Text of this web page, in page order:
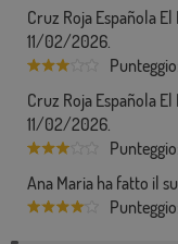
Cruz Roja Española
11/02/2026.
Cruz Roja Española
11/02/2026.
Ana Maria ha fatto il